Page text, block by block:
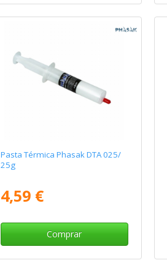
Pasta Térmica Phasak DTA 025/
25g
4,59 €
Comprar